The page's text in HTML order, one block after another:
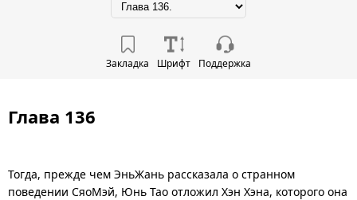
Закладка Шрифт Поддержка
Глава 136
Тогда, прежде чем ЭньЖань рассказала о странном
поведении СяоМэй, Юнь Тао отложил Хэн Хэна, которого она